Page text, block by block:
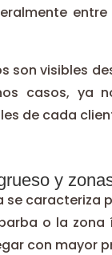
son visibles
casos, ya
de cada
y
se caracteriza
o la
con mayor